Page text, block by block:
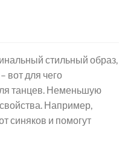
стильный образ,
вот для чего
танцев. Неменьшую
Например,
синяков и помогут